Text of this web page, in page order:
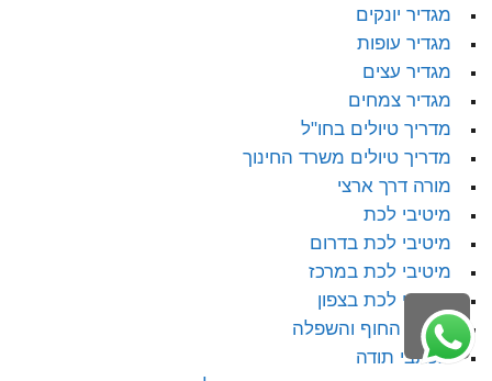
מגדיר יונקים
מגדיר עופות
מגדיר עצים
מגדיר צמחים
מדריך טיולים בחו"ל
מדריך טיולים משרד החינוך
מורה דרך ארצי
מיטיבי לכת
מיטיבי לכת בדרום
מיטיבי לכת במרכז
מיטיבי לכת בצפון
מישור החוף והשפלה
מכתבי תודה